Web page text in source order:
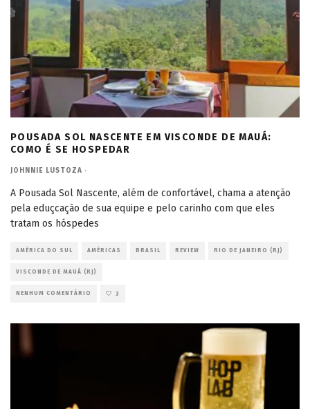
POUSADA SOL NASCENTE EM VISCONDE DE MAUÁ:
COMO É SE HOSPEDAR
JOHNNIE LUSTOZA ·
A Pousada Sol Nascente, além de confortável, chama a atenção
pela eduçcação de sua equipe e pelo carinho com que eles
tratam os hóspedes
AMÉRICA DO SUL AMÉRICAS BRASIL REVIEW RIO DE JANEIRO (RJ)
VISCONDE DE MAUÁ (RJ)
NENHUM COMENTÁRIO 3